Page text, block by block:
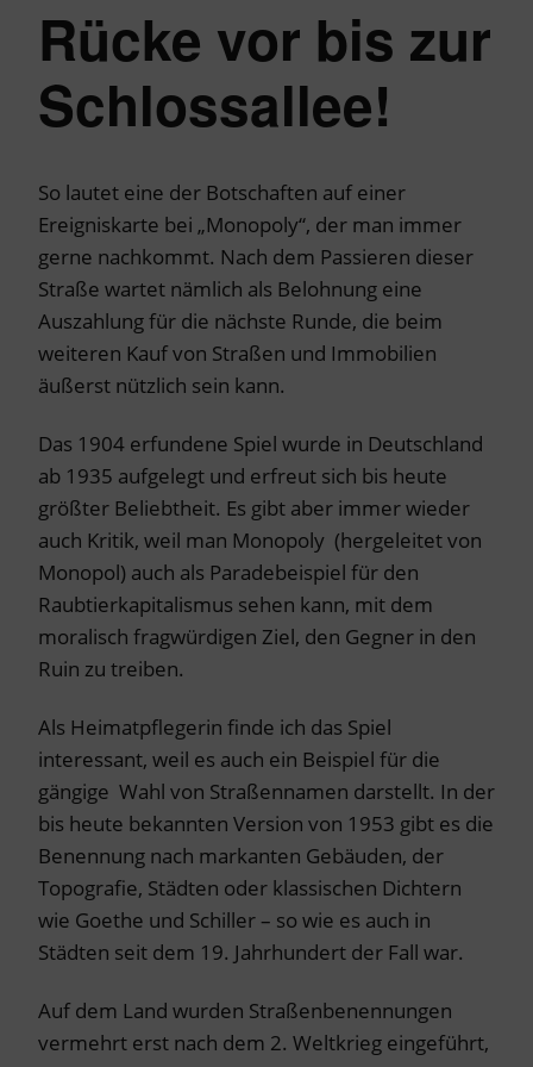
Rücke vor bis zur
Schlossallee!
So lautet eine der Botschaften auf einer
Ereigniskarte bei „Monopoly“, der man immer
gerne nachkommt. Nach dem Passieren dieser
Straße wartet nämlich als Belohnung eine
Auszahlung für die nächste Runde, die beim
weiteren Kauf von Straßen und Immobilien
äußerst nützlich sein kann.
Das 1904 erfundene Spiel wurde in Deutschland
ab 1935 aufgelegt und erfreut sich bis heute
größter Beliebtheit. Es gibt aber immer wieder
auch Kritik, weil man Monopoly (hergeleitet von
Monopol) auch als Paradebeispiel für den
Raubtierkapitalismus sehen kann, mit dem
moralisch fragwürdigen Ziel, den Gegner in den
Ruin zu treiben.
Als Heimatpflegerin finde ich das Spiel
interessant, weil es auch ein Beispiel für die
gängige Wahl von Straßennamen darstellt. In der
bis heute bekannten Version von 1953 gibt es die
Benennung nach markanten Gebäuden, der
Topografie, Städten oder klassischen Dichtern
wie Goethe und Schiller – so wie es auch in
Städten seit dem 19. Jahrhundert der Fall war.
Auf dem Land wurden Straßenbenennungen
vermehrt erst nach dem 2. Weltkrieg eingeführt,